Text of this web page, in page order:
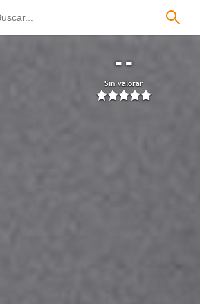
--
Sin valorar